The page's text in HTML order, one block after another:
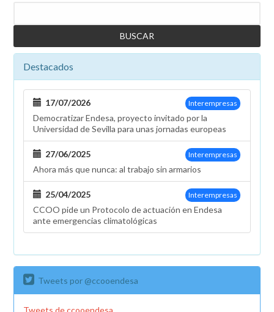
Destacados
Interempresas
17/07/2026
Democratizar Endesa, proyecto invitado por la
Universidad de Sevilla para unas jornadas europeas
Interempresas
27/06/2025
Ahora más que nunca: al trabajo sin armarios
Interempresas
25/04/2025
CCOO pide un Protocolo de actuación en Endesa
ante emergencias climatológicas
Tweets por @ccooendesa